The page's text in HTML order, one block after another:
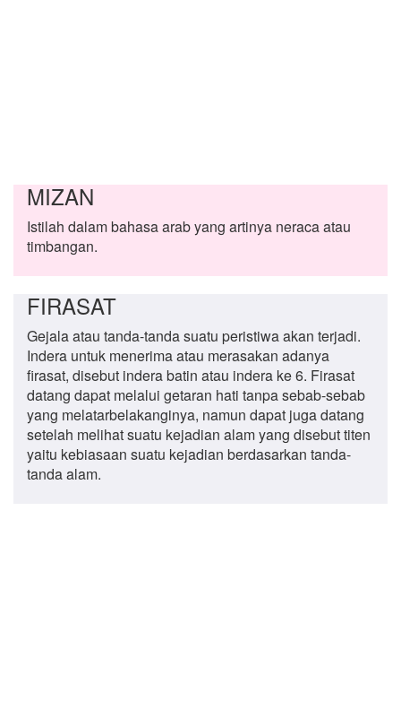
MIZAN
Istilah dalam bahasa arab yang artinya neraca atau
timbangan.
FIRASAT
Gejala atau tanda-tanda suatu peristiwa akan terjadi.
Indera untuk menerima atau merasakan adanya
firasat, disebut indera batin atau indera ke 6. Firasat
datang dapat melalui getaran hati tanpa sebab-sebab
yang melatarbelakanginya, namun dapat juga datang
setelah melihat suatu kejadian alam yang disebut titen
yaitu kebiasaan suatu kejadian berdasarkan tanda-
tanda alam.